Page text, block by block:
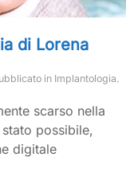
di Lorena
in Implantologia.
scarso nella
possibile,
digitale